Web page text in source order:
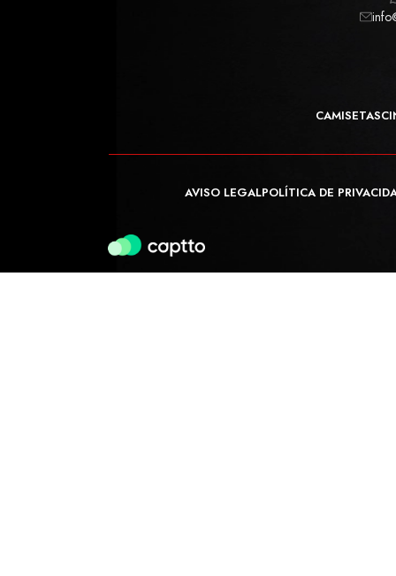
CAMISETAS
AVISO LEGALPOLÍTICA DE